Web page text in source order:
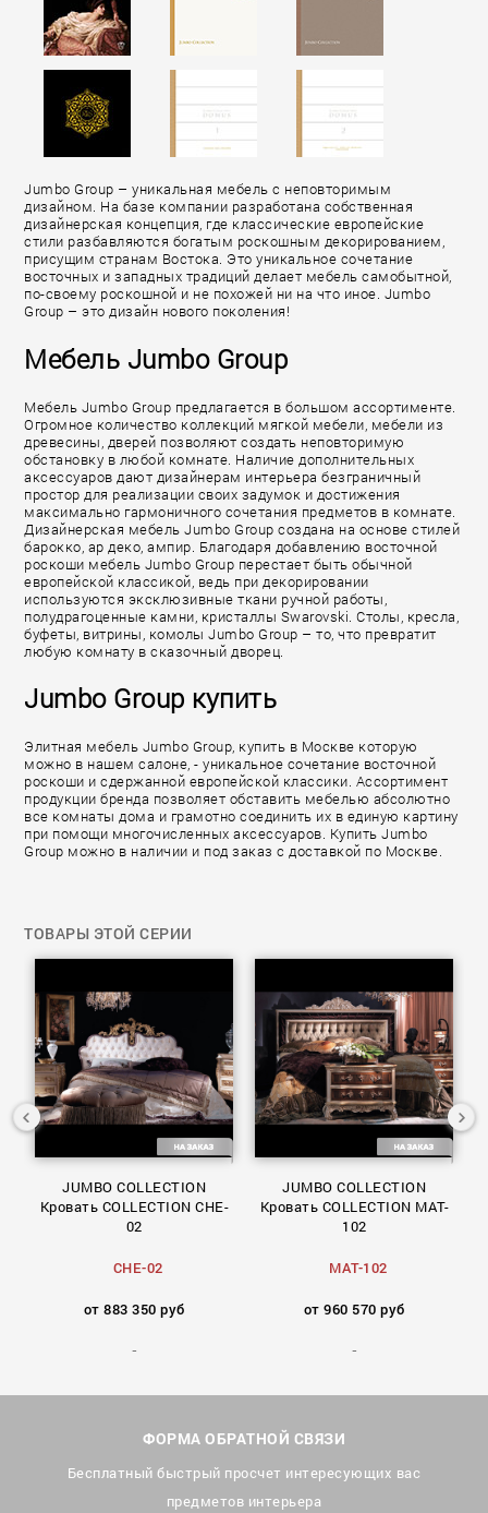
Jumbo Group – уникальная мебель с неповторимым
дизайном. На базе компании разработана собственная
дизайнерская концепция, где классические европейские
стили разбавляются богатым роскошным декорированием,
присущим странам Востока. Это уникальное сочетание
восточных и западных традиций делает мебель самобытной,
по-своему роскошной и не похожей ни на что иное. Jumbo
Group – это дизайн нового поколения!
Мебель Jumbo Group
Мебель Jumbo Group предлагается в большом ассортименте.
Огромное количество коллекций мягкой мебели, мебели из
древесины, дверей позволяют создать неповторимую
обстановку в любой комнате. Наличие дополнительных
аксессуаров дают дизайнерам интерьера безграничный
простор для реализации своих задумок и достижения
максимально гармоничного сочетания предметов в комнате.
Дизайнерская мебель Jumbo Group создана на основе стилей
барокко, ар деко, ампир. Благодаря добавлению восточной
роскоши мебель Jumbo Group перестает быть обычной
европейской классикой, ведь при декорировании
используются эксклюзивные ткани ручной работы,
полудрагоценные камни, кристаллы Swarovski. Столы, кресла,
буфеты, витрины, комолы Jumbo Group – то, что превратит
любую комнату в сказочный дворец.
Jumbo Group купить
Элитная мебель Jumbo Group, купить в Москве которую
можно в нашем салоне, - уникальное сочетание восточной
роскоши и сдержанной европейской классики. Ассортимент
продукции бренда позволяет обставить мебелью абсолютно
все комнаты дома и грамотно соединить их в единую картину
при помощи многочисленных аксессуаров. Купить Jumbo
Group можно в наличии и под заказ с доставкой по Москве.
ТОВАРЫ ЭТОЙ СЕРИИ
JUMBO COLLECTION
Кровать COLLECTION CHE-
02
CHE-02
от 883 350 руб
JUMBO COLLECTION
Кровать COLLECTION MAT-
102
MAT-102
от 960 570 руб
ФОРМА ОБРАТНОЙ СВЯЗИ
Бесплатный быстрый просчет интересующих вас
предметов интерьера